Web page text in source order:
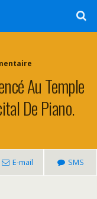
Au Temple
De Piano.
E-mail SMS